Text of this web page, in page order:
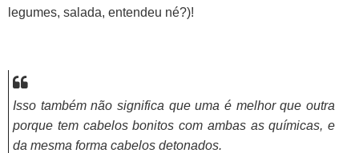
legumes, salada, entendeu né?)!
Isso também não significa que uma é melhor que outra
porque tem cabelos bonitos com ambas as químicas, e
da mesma forma cabelos detonados.